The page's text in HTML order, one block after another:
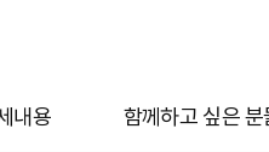
내용 함께하고 싶은 분